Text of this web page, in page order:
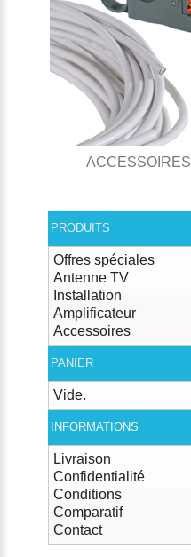
ACCESSOIRES
PRODUITS
Offres spéciales
Antenne TV
Installation
Amplificateur
Accessoires
PANIER
Vide.
INFORMATIONS
Livraison
Confidentialité
Conditions
Comparatif
Contact